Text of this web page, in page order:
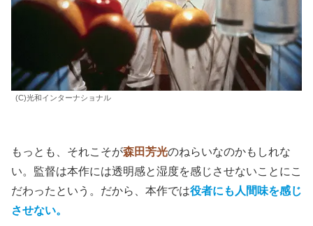
(C)光和インターナショナル
もっとも、それこそが森田芳光のねらいなのかもしれな
い。監督は本作には透明感と湿度を感じさせないことにこ
だわったという。だから、本作では役者にも人間味を感じ
させない。